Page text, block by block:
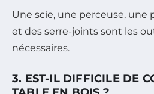
Une scie, une perceuse, une
et des serre-joints sont les
nécessaires.
3. EST-IL DIFFICILE DE